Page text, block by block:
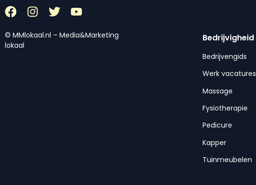
© MMlokaal.nl – Media&Marketing
lokaal
Bedrijvigheid
Bedrijvengids
Werk vacatures
Massage
Fysiotherapie
Pedicure
Kapper
Tuinmeubelen